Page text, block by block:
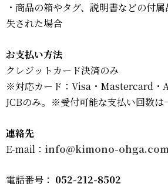
・商品の箱やタグ、説明書などの付
失された場合
お支払い方法
クレジットカード決済のみ
※対応カード：Visa・Mastercard・
JCBのみ。※受付可能な支払い回数は
連絡先
E-mail： info@kimono-
電話番号： 052-212-8502